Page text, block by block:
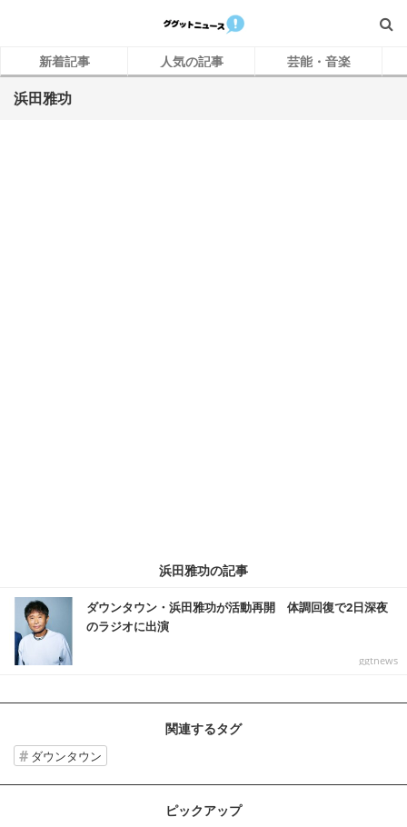
新着記事 人気の記事 芸能・音楽
浜田雅功
浜田雅功の記事
ダウンタウン・浜田雅功が活動再開 体調回復で2日深夜
のラジオに出演
ggtnews
関連するタグ
ダウンタウン
ピックアップ